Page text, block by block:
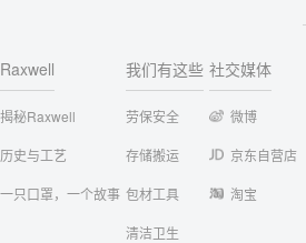
Raxwell
揭秘Raxwell
历史与工艺
一只口罩，一个故事
我们有这些
劳保安全
存储搬运
包材工具
清洁卫生
社交媒体
微博
京东自营店
淘宝